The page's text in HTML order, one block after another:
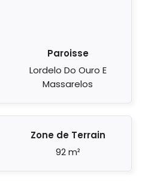
Paroisse
Lordelo Do Ouro E
Massarelos
Zone de Terrain
92 m²